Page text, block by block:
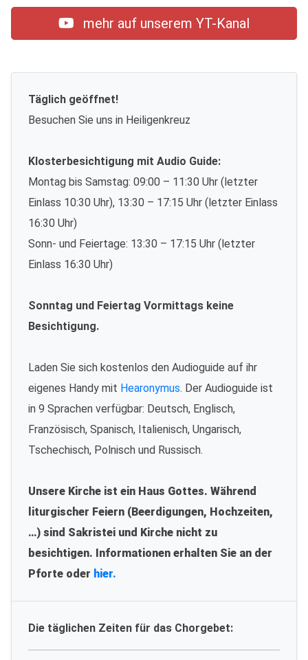
mehr auf unserem YT-Kanal
Täglich geöffnet!
Besuchen Sie uns in Heiligenkreuz
Klosterbesichtigung mit Audio Guide:
Montag bis Samstag: 09:00 – 11:30 Uhr (letzter
Einlass 10:30 Uhr), 13:30 – 17:15 Uhr (letzter Einlass
16:30 Uhr)
Sonn- und Feiertage: 13:30 – 17:15 Uhr (letzter
Einlass 16:30 Uhr)
Sonntag und Feiertag Vormittags keine
Besichtigung.
Laden Sie sich kostenlos den Audioguide auf ihr
eigenes Handy mit Hearonymus. Der Audioguide ist
in 9 Sprachen verfügbar: Deutsch, Englisch,
Französisch, Spanisch, Italienisch, Ungarisch,
Tschechisch, Polnisch und Russisch.
Unsere Kirche ist ein Haus Gottes. Während
liturgischer Feiern (Beerdigungen, Hochzeiten,
…) sind Sakristei und Kirche nicht zu
besichtigen. Informationen erhalten Sie an der
Pforte oder hier.
Die täglichen Zeiten für das Chorgebet: